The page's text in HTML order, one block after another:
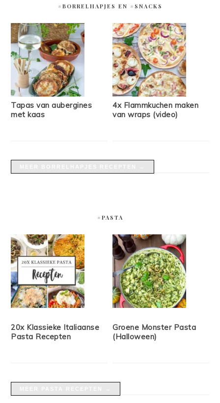
#BORRELHAPJES EN #SNACKS
Tapas van aubergines
met kaas
4x Flammkuchen maken
van wraps (video)
#PASTA
20x Klassieke Italiaanse
Pasta Recepten
Groene Monster Pasta
(Halloween)